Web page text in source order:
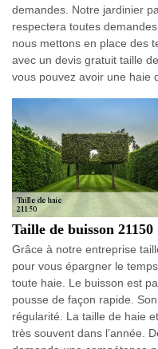
demandes. Notre jardinier
respectera toutes
nous mettons en place des
avec un devis gratuit taille
vous pouvez avoir une haie
Taille de buisson 21150
Grâce à notre entreprise
pour vous épargner le
toute haie. Le buisson est
pousse de façon rapide.
régularité. La taille de haie
très souvent dans l’année.